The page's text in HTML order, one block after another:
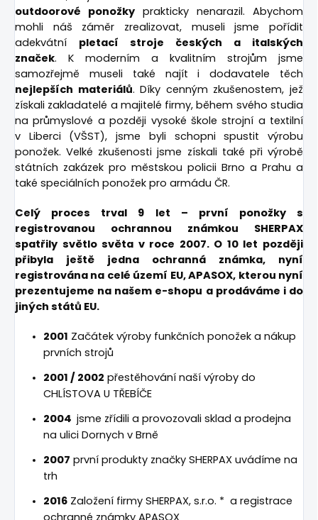
outdoorové ponožky prakticky nenarazil. Abychom
mohli náš záměr zrealizovat, museli jsme pořídit
adekvátní pletací stroje českých a italských
značek. K moderním a kvalitním strojům jsme
samozřejmě museli také najít i dodavatele těch
nejlepších materiálů. Díky cenným zkušenostem, jež
získali zakladatelé a majitelé firmy, během svého studia
na průmyslové a později vysoké škole strojní a textilní
v Liberci (VŠST), jsme byli schopni spustit výrobu
ponožek. Velké zkušenosti jsme získali také při výrobě
státních zakázek pro městskou policii Brno a Prahu a
také speciálních ponožek pro armádu ČR.
Celý proces trval 9 let – první ponožky s
registrovanou ochrannou známkou SHERPAX
spatřily světlo světa v roce 2007. O 10 let později
přibyla ještě jedna ochranná známka, nyní
registrována na celé území EU, APASOX, kterou nyní
prezentujeme na našem e-shopu a prodáváme i do
jiných států EU.
2001 Začátek výroby funkčních ponožek a nákup
prvních strojů
2001 / 2002 přestěhování naší výroby do
CHLÍSTOVA U TŘEBÍČE
2004 jsme zřídili a provozovali sklad a prodejna
na ulici Dornych v Brně
2007 první produkty značky SHERPAX uvádíme na
trh
2016 Založení firmy SHERPAX, s.r.o. * a registrace
ochranné známky APASOX